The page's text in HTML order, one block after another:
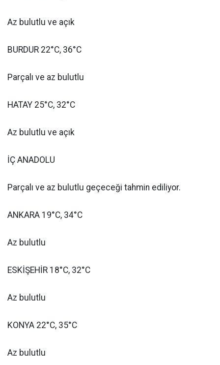
Az bulutlu ve açık
BURDUR 22°C, 36°C
Parçalı ve az bulutlu
HATAY 25°C, 32°C
Az bulutlu ve açık
İÇ ANADOLU
Parçalı ve az bulutlu geçeceği tahmin ediliyor.
ANKARA 19°C, 34°C
Az bulutlu
ESKİŞEHİR 18°C, 32°C
Az bulutlu
KONYA 22°C, 35°C
Az bulutlu